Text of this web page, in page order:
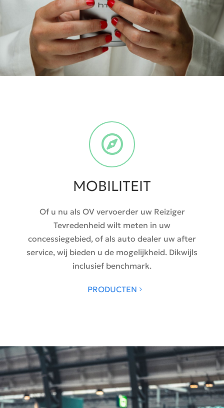
MOBILITEIT
Of u nu als OV vervoerder uw Reiziger
Tevredenheid wilt meten in uw
concessiegebied, of als auto dealer uw after
service, wij bieden u de mogelijkheid. Dikwijls
inclusief benchmark.
PRODUCTEN